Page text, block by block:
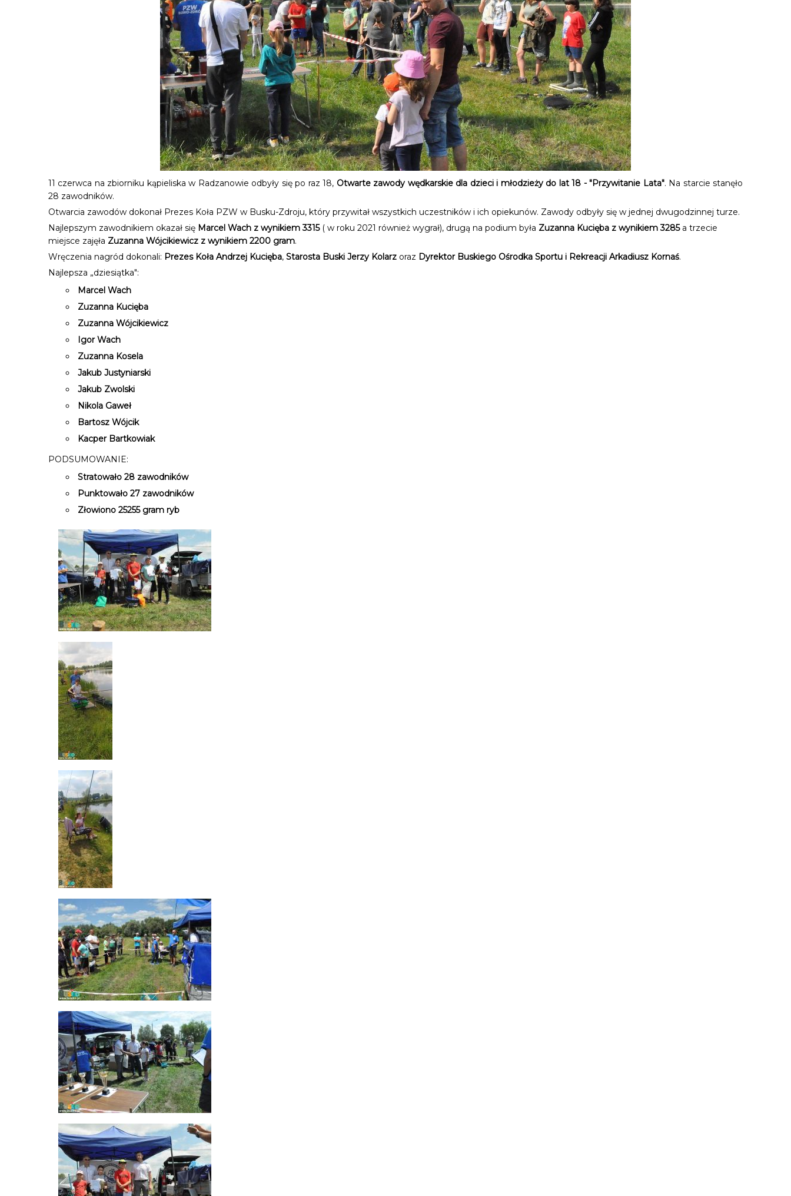
11 czerwca na zbiorniku kąpieliska w Radzanowie odbyły się po raz 18, Otwarte zawody wędkarskie dla dzieci i młodzieży do lat 18 - "Przywitanie Lata". Na starcie stanęło
28 zawodników.
Otwarcia zawodów dokonał Prezes Koła PZW w Busku-Zdroju, który przywitał wszystkich uczestników i ich opiekunów. Zawody odbyły się w jednej dwugodzinnej turze.
Najlepszym zawodnikiem okazał się Marcel Wach z wynikiem 3315( w roku 2021 również wygrał), drugą na podium była Zuzanna Kucięba z wynikiem 3285a trzecie
miejsce zajęła Zuzanna Wójcikiewicz z wynikiem 2200 gram.
Wręczenia nagród dokonali: Prezes Koła Andrzej Kucięba, Starosta Buski Jerzy Kolarz oraz Dyrektor Buskiego Ośrodka Sportu i Rekreacji Arkadiusz Kornaś.
Najlepsza „dziesiątka":
Marcel Wach
Zuzanna Kucięba
Zuzanna Wójcikiewicz
Igor Wach
Zuzanna Kosela
Jakub Justyniarski
Jakub Zwolski
Nikola Gaweł
Bartosz Wójcik
Kacper Bartkowiak
PODSUMOWANIE:
Stratowało 28 zawodników
Punktowało 27 zawodników
Złowiono 25255 gram ryb